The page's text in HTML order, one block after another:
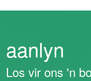
aanlyn
Los vir ons 'n